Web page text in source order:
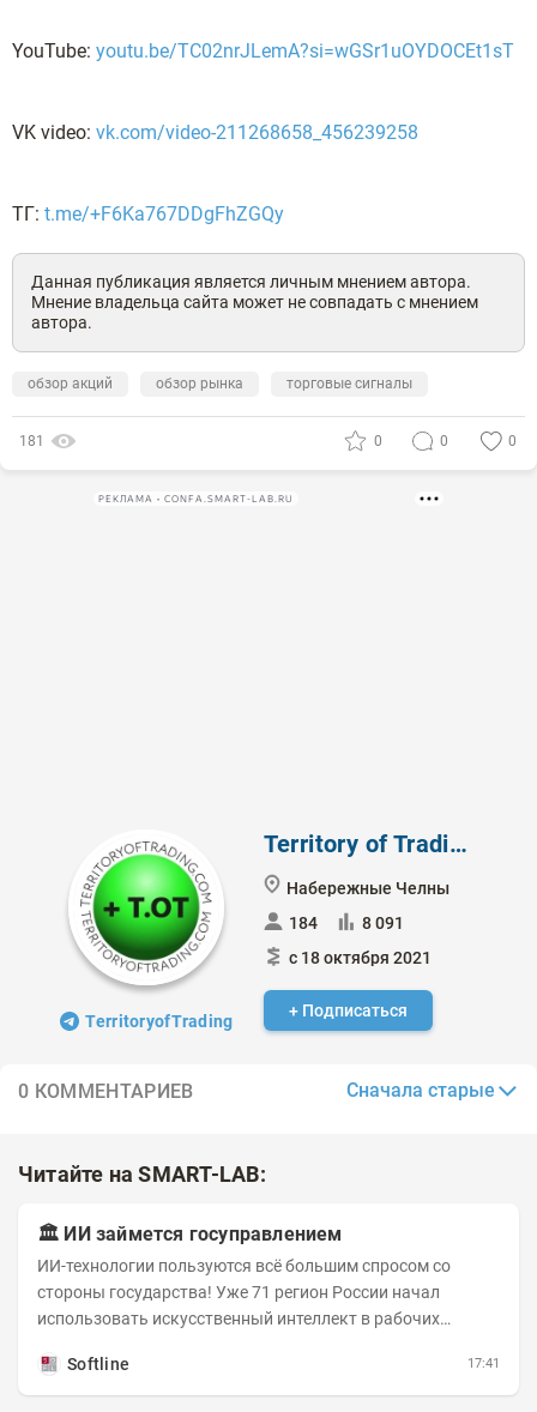
YouTube: youtu.be/TC02nrJLemA?si=wGSr1uOYDOCEt1sT
VK video: vk.com/video-211268658_456239258
ТГ: t.me/+F6Ka767DDgFhZGQy
Данная публикация является личным мнением автора.
Мнение владельца сайта может не совпадать с мнением
автора.
обзор акций обзор рынка торговые сигналы
181 0 0 0
РЕКЛАМА • CONFA.SMART-LAB.RU
TerritoryofTrading
Territory of Trading
Набережные Челны
184
8 091
с 18 октября 2021
+ Подписаться
0 КОММЕНТАРИЕВ Сначала старые
Читайте на SMART-LAB:
🏛️ ИИ займется госуправлением
ИИ-технологии пользуются всё большим спросом со
стороны государства! Уже 71 регион России начал
использовать искусственный интеллект в рабочих
Softline
17:41